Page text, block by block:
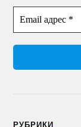
РУБРИКИ